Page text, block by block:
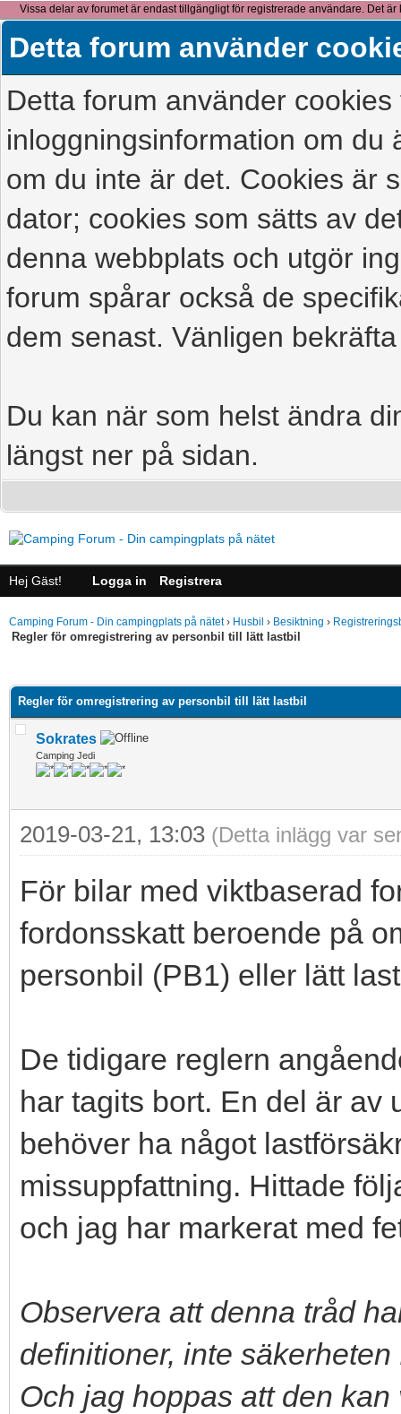
Vissa delar av forumet är endast tillgängligt för registrerade användare. Det
detta meddelande.
Detta forum använder
Detta forum använder
inloggningsinformation om du
om du inte är det. Cookies är
dator; cookies som sätts av
denna webbplats och utgör
forum spårar också de
dem senast. Vänligen
Du kan när som helst ändra
längst ner på sidan.
Hej Gäst! Logga in Registrera
Camping Forum - Din campingplats på nätet› Husbil › Besiktning ›
Regler för omregistrering av personbil till lätt lastbil
Regler för omregistrering av personbil till lätt lastbil
Sokrates
Camping Jedi
2019-03-21, 13:03 (Detta inlägg var
För bilar med viktbaserad
fordonsskatt beroende på
personbil (PB1) eller lätt
De tidigare reglern
har tagits bort. En del är av
behöver ha något
missuppfattning. Hittade
och jag har markerat med
Observera att denna tråd
definitioner, inte säkerheten
Och jag hoppas att den